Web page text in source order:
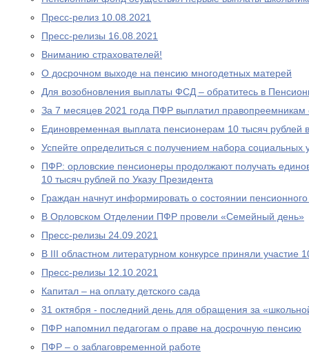
Пресс-релиз 10.08.2021
Пресс-релизы 16.08.2021
Вниманию страхователей!
О досрочном выходе на пенсию многодетных матерей
Для возобновления выплаты ФСД – обратитесь в
За 7 месяцев 2021 года ПФР выплатил
Единовременная выплата пенсионерам 10 тысяч рублей
Успейте определиться с получением набора социальных
ПФР: орловские пенсионеры продолжают получать
10 тысяч рублей по Указу Президента
Граждан начнут информировать о состоянии
В Орловском Отделении ПФР провели «Семейный день»
Пресс-релизы 24.09.2021
В III областном литературном конкурсе приняли участие
Пресс-релизы 12.10.2021
Капитал – на оплату детского сада
31 октября - последний день для обращения за
ПФР напомнил педагогам о праве на досрочную пенсию
ПФР – о заблаговременной работе